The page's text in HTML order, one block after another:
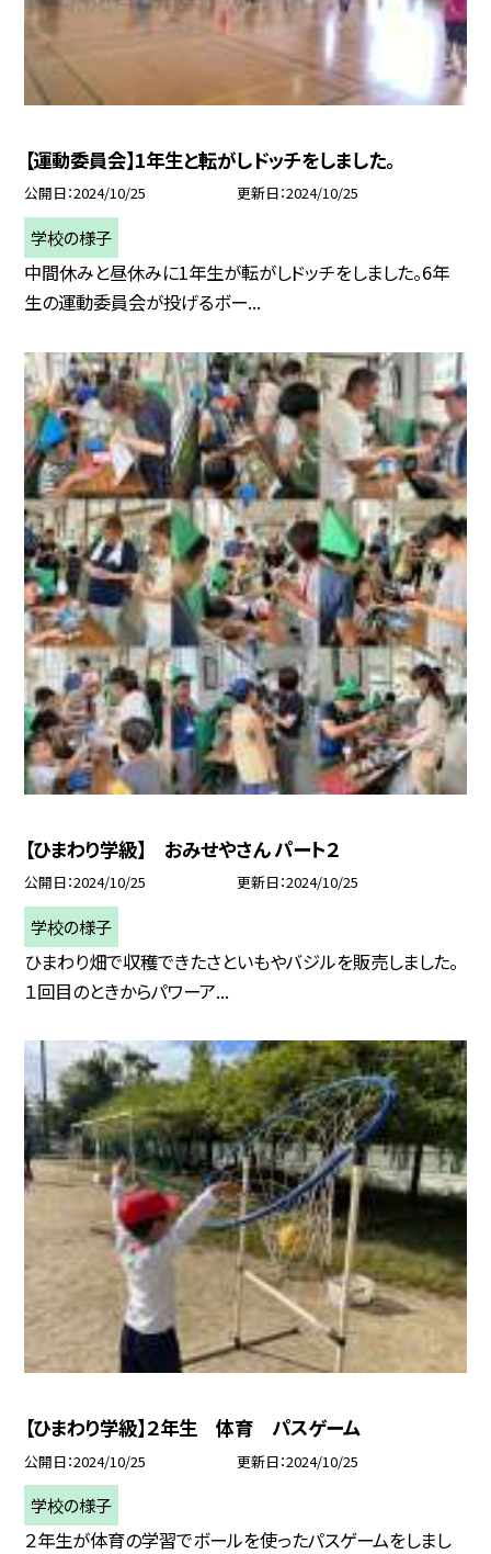
【運動委員会】1年生と転がしドッチをしました。
公開日 2024/10/25 更新日 2024/10/25
学校の様子
中間休みと昼休みに1年生が転がしドッチをしました。6年
生の運動委員会が投げるボー...
【ひまわり学級】 おみせやさん パート２
公開日 2024/10/25 更新日 2024/10/25
学校の様子
ひまわり畑で収穫できたさといもやバジルを販売しました。
１回目のときからパワーア...
【ひまわり学級】２年生 体育 パスゲーム
公開日 2024/10/25 更新日 2024/10/25
学校の様子
２年生が体育の学習でボールを使ったパスゲームをしまし